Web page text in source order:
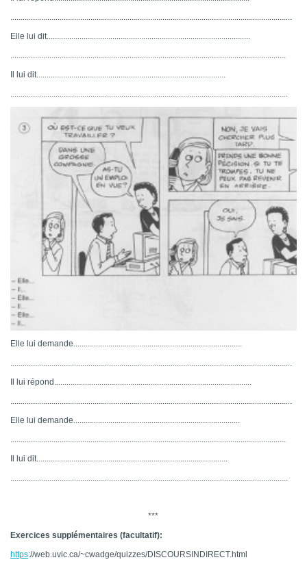
.........................................................................................................................................
Elle lui dit...................................................................................................
......................................................................................................................................
Il lui dit............................................................................................
.......................................................................................................................................
Elle lui demande..................................................................................
.........................................................................................................................................
Il lui répond................................................................................................
.........................................................................................................................................
Elle lui demande.................................................................................
......................................................................................................................................
Il lui dit.............................................................................................
.......................................................................................................................................
***
Exercices supplémentaires (facultatif):
https://web.uvic.ca/~cwadge/quizzes/DISCOURSINDIRECT.html